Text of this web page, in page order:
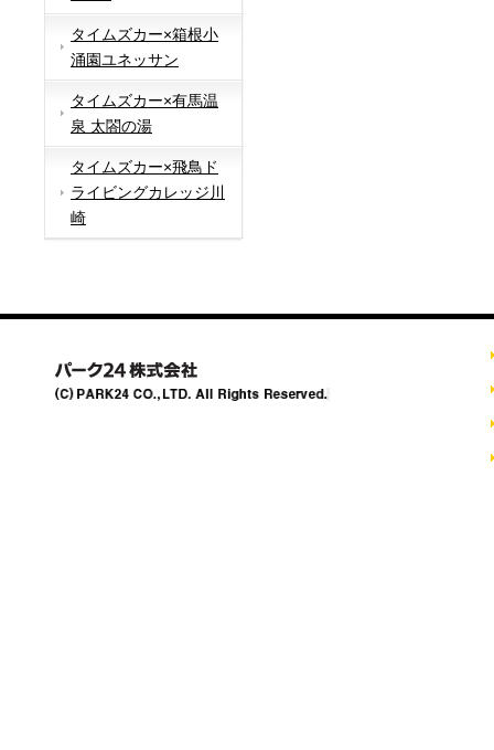
タイムズカー×箱根小
涌園ユネッサン
タイムズカー×有馬温
泉 太閤の湯
タイムズカー×飛鳥ド
ライビングカレッジ川
崎